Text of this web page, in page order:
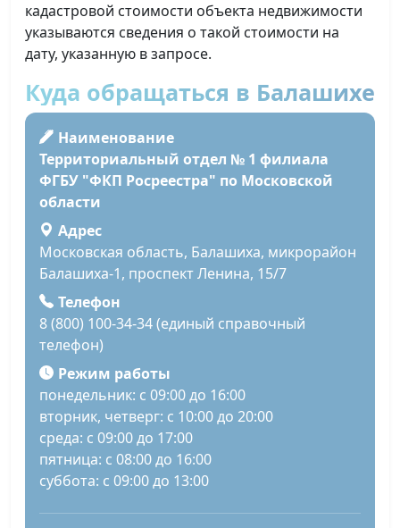
кадастровой стоимости объекта недвижимости
указываются сведения о такой стоимости на
дату, указанную в запросе.
Куда обращаться в Балашихе
Наименование
Территориальный отдел № 1 филиала
ФГБУ "ФКП Росреестра" по Московской
области
Адрес
Московская область, Балашиха, микрорайон
Балашиха-1, проспект Ленина, 15/7
Телефон
8 (800) 100-34-34 (единый справочный
телефон)
Режим работы
понедельник: с 09:00 до 16:00
вторник, четверг: с 10:00 до 20:00
среда: с 09:00 до 17:00
пятница: с 08:00 до 16:00
суббота: с 09:00 до 13:00